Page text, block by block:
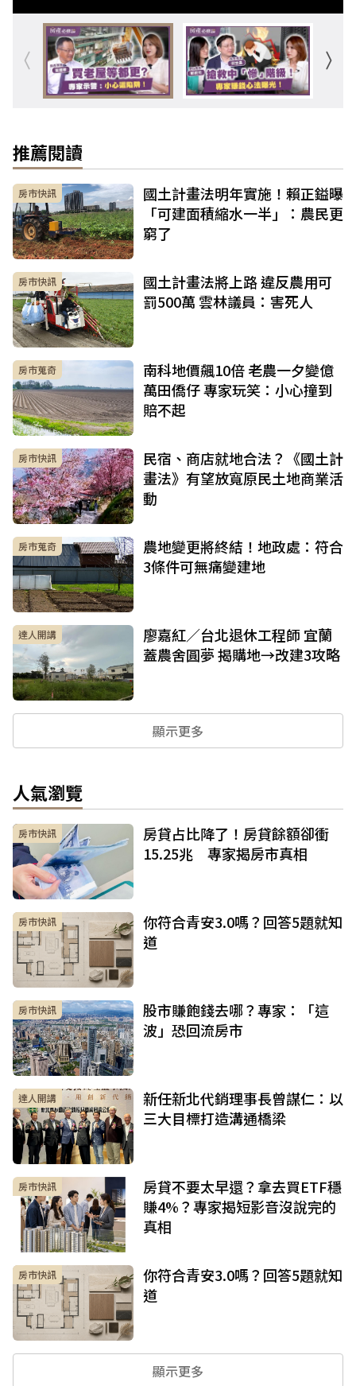
推薦閱讀
房市快訊
國土計畫法明年實施！賴正鎰曝
「可建面積縮水一半」：農民更
窮了
房市快訊
國土計畫法將上路 違反農用可
罰500萬 雲林議員：害死人
房市蒐奇
南科地價飆10倍 老農一夕變億
萬田僑仔 專家玩笑：小心撞到
賠不起
房市快訊
民宿、商店就地合法？《國土計
畫法》有望放寬原民土地商業活
動
房市蒐奇
農地變更將終結！地政處：符合
3條件可無痛變建地
達人開講
廖嘉紅／台北退休工程師 宜蘭
蓋農舍圓夢 揭購地→改建3攻略
顯示更多
人氣瀏覽
房市快訊
房貸占比降了！房貸餘額卻衝
15.25兆 專家揭房市真相
房市快訊
你符合青安3.0嗎？回答5題就知
道
房市快訊
股市賺飽錢去哪？專家：「這
波」恐回流房市
達人開講
新任新北代銷理事長曾謀仁：以
三大目標打造溝通橋梁
房市快訊
房貸不要太早還？拿去買ETF穩
賺4%？專家揭短影音沒說完的
真相
房市快訊
你符合青安3.0嗎？回答5題就知
道
顯示更多